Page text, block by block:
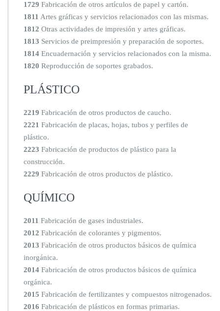
1729 Fabricación de otros artículos de papel y cartón.
1811 Artes gráficas y servicios relacionados con las mismas.
1812 Otras actividades de impresión y artes gráficas.
1813 Servicios de preimpresión y preparación de soportes.
1814 Encuadernación y servicios relacionados con la misma.
1820 Reproducción de soportes grabados.
PLÁSTICO
2219 Fabricación de otros productos de caucho.
2221 Fabricación de placas, hojas, tubos y perfiles de
plástico.
2223 Fabricación de productos de plástico para la
construcción.
2229 Fabricación de otros productos de plástico.
QUÍMICO
2011 Fabricación de gases industriales.
2012 Fabricación de colorantes y pigmentos.
2013 Fabricación de otros productos básicos de química
inorgánica.
2014 Fabricación de otros productos básicos de química
orgánica.
2015 Fabricación de fertilizantes y compuestos nitrogenados.
2016 Fabricación de plásticos en formas primarias.